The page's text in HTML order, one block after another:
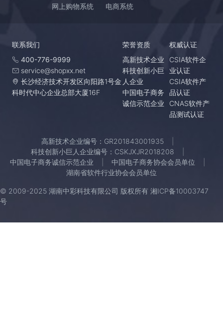
网上购物系统 电商系统
联系我们
400-776-9999
service@shopxx.net
长沙经济技术开发区向阳路1号金
科时代中心企业总部大厦16F
荣誉资质
高新技术企业
科技创新小巨
人企业
中国电子商务
诚信示范企业
权威认证
CSIA软件企
业认证
CSIA软件产
品认证
CNAS软件产
品测试认证
高新技术企业编号：GR201843001935
科技创新小巨人企业编号：CSKJXJR2018208
中国电子商务诚信示范企业
中国电子商务协会会员单位
湖南省软件行业协会会员单位
© 2009-2025 湖南中彩科技有限公司 版权所有 湘ICP备10003747
号